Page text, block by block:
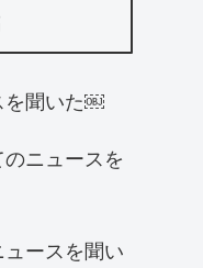
を聞いた￼
ニュースを
ースを聞い